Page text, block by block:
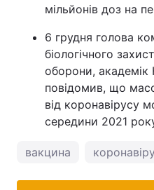
мільйонів доз на
6 грудня голова
біологічного
оборони, академік
повідомив, що
від коронавірусу
середини 2021
вакцина